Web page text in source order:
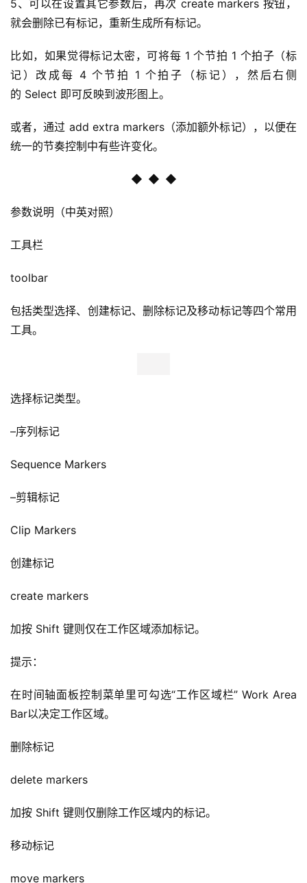
5、可以在设置其它参数后，再次 create markers 按钮，
就会删除已有标记，重新生成所有标记。
比如，如果觉得标记太密，可将每 1 个节拍 1 个拍子（标
记）改成每 4 个节拍 1 个拍子（标记），然后右侧
的 Select 即可反映到波形图上。
或者，通过 add extra markers（添加额外标记），以便在
统一的节奏控制中有些许变化。
◆ ◆  ◆
参数说明（中英对照）
工具栏
toolbar
包括类型选择、创建标记、删除标记及移动标记等四个常用
工具。
选择标记类型。
–序列标记
Sequence Markers
–剪辑标记
Clip Markers
创建标记
create markers
加按 Shift 键则仅在工作区域添加标记。
提示：
在时间轴面板控制菜单里可勾选“工作区域栏” Work Area
Bar以决定工作区域。
删除标记
delete markers
加按 Shift 键则仅删除工作区域内的标记。
移动标记
move markers